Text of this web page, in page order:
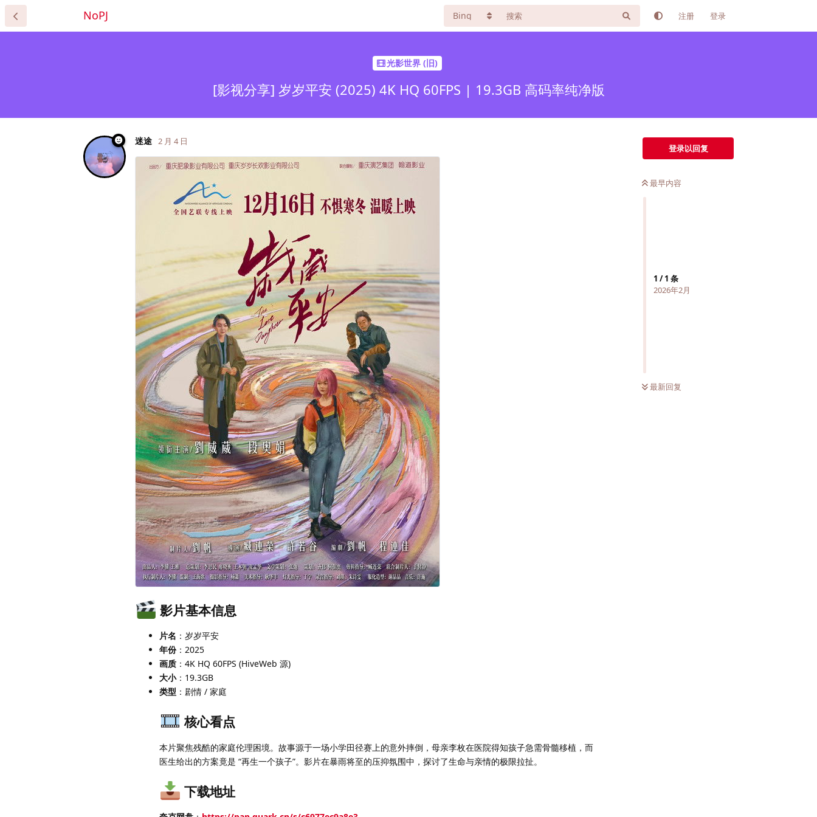
NoPJ 注册 登录
光影世界 (旧)
[影视分享] 岁岁平安 (2025) 4K HQ 60FPS | 19.3GB 高码率纯净版
登录以回复
最早内容
1 /1 条
2026年2月
最新回复
迷途 2 月 4 日
影片基本信息
片名 ：岁岁平安
年份：2025
画质 ：4K HQ 60FPS (HiveWeb 源)
大小：19.3GB
类型 ：剧情 / 家庭
核心看点
本片聚焦残酷的家庭伦理困境。故事源于一场小学田径赛上的意外摔倒，母亲李枚在医院得知孩子急需骨髓移植，而
医生给出的方案竟是 “再生一个孩子”。影片在暴雨将至的压抑氛围中，探讨了生命与亲情的极限拉扯。
下载地址